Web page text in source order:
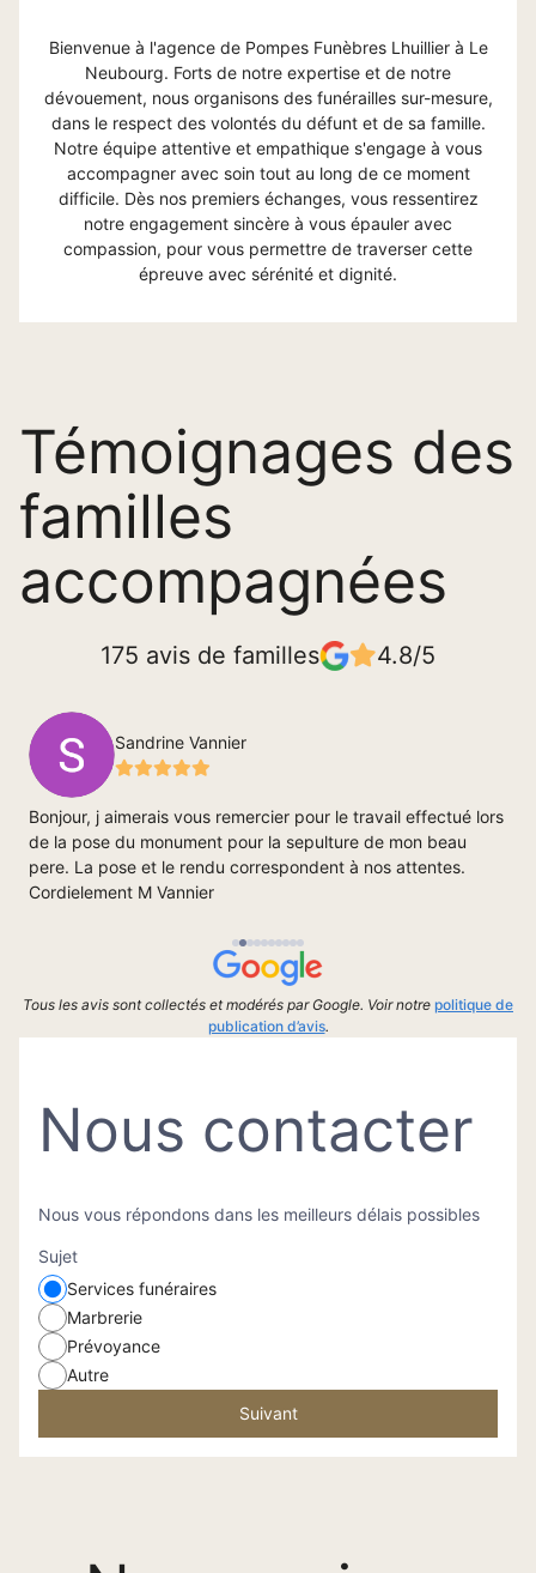
Bienvenue à l'agence de Pompes Funèbres Lhuillier à Le
Neubourg. Forts de notre expertise et de notre
dévouement, nous organisons des funérailles sur-mesure,
dans le respect des volontés du défunt et de sa famille.
Notre équipe attentive et empathique s'engage à vous
accompagner avec soin tout au long de ce moment
difficile. Dès nos premiers échanges, vous ressentirez
notre engagement sincère à vous épauler avec
compassion, pour vous permettre de traverser cette
épreuve avec sérénité et dignité.
Témoignages des
familles
accompagnées
175 avis de familles 4.8/5
Sandrine Vannier
Bonjour, j aimerais vous remercier pour le travail effectué lors
de la pose du monument pour la sepulture de mon beau
pere. La pose et le rendu correspondent à nos attentes.
Cordielement M Vannier
Tous les avis sont collectés et modérés par Google. Voir notre politique de
publication d’avis.
Nous contacter
Nous vous répondons dans les meilleurs délais possibles
Sujet
Services funéraires
Marbrerie
Prévoyance
Autre
Suivant